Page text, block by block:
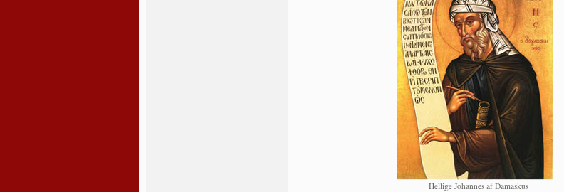
Hel­li­ge Johan­nes af Damaskus